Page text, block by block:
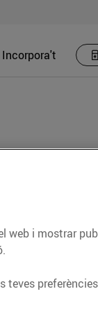
Incorpora't
GASTRONOMIA I
web i mostrar
teves